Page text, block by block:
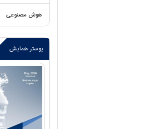
هوش مصنوعی
پوستر همایش